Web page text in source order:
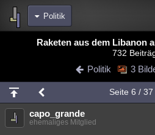
Politik
Blogs
Chat Wiki Neuigkeiten
meine Rubriken
Menschen Wissenschaft
Raketen aus dem Libanon
732
Politik 3
Seite 6 / 37
capo_grande
ehemaliges Mitglied